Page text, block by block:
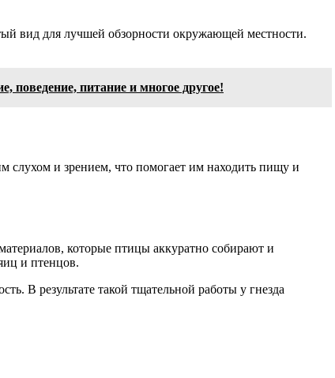
вид для лучшей обзорности окружающей местности.
питание и многое другое!
слухом и зрением, что помогает им находить пищу и
которые птицы аккуратно собирают и
и птенцов.
В результате такой тщательной работы у гнезда